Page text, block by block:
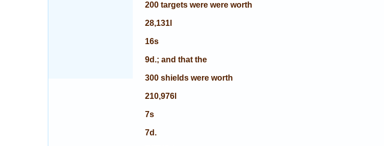
200 targets were were worth
28,131l
16s
9d.; and that the
300 shields were worth
210,976l
7s
7d.